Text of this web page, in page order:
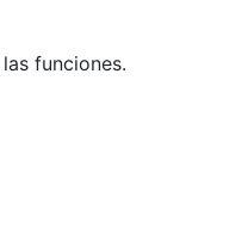
funciones.